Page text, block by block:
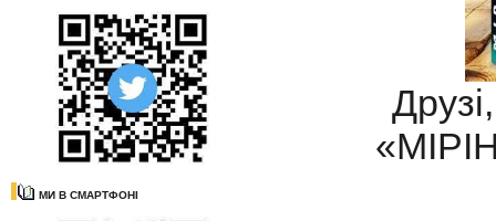
МИ В СМАРТФОНІ